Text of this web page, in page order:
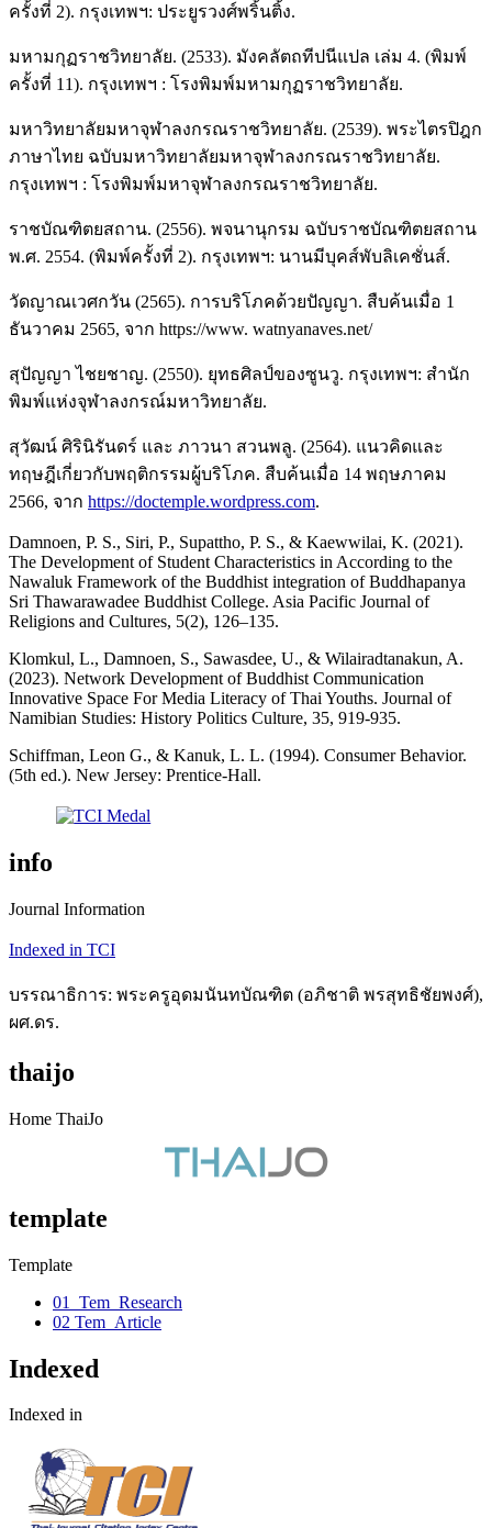
ครั้งที่ 2). กรุงเทพฯ: ประยูรวงศ์พริ้นติ้ง.
มหามกุฏราชวิทยาลัย. (2533). มังคลัตถทีปนีแปล เล่ม 4. (พิมพ์
ครั้งที่ 11). กรุงเทพฯ : โรงพิมพ์มหามกุฏราชวิทยาลัย.
มหาวิทยาลัยมหาจุฬาลงกรณราชวิทยาลัย. (2539). พระไตรปิฎก
ภาษาไทย ฉบับมหาวิทยาลัยมหาจุฬาลงกรณราชวิทยาลัย.
กรุงเทพฯ : โรงพิมพ์มหาจุฬาลงกรณราชวิทยาลัย.
ราชบัณฑิตยสถาน. (2556). พจนานุกรม ฉบับราชบัณฑิตยสถาน
พ.ศ. 2554. (พิมพ์ครั้งที่ 2). กรุงเทพฯ: นานมีบุคส์พับลิเคชั่นส์.
วัดญาณเวศกวัน (2565). การบริโภคด้วยปัญญา. สืบค้นเมื่อ 1
ธันวาคม 2565, จาก https://www. watnyanaves.net/
สุปัญญา ไชยชาญ. (2550). ยุทธศิลป์ของซูนวู. กรุงเทพฯ: สำนัก
พิมพ์แห่งจุฬาลงกรณ์มหาวิทยาลัย.
สุวัฒน์ ศิรินิรันดร์ และ ภาวนา สวนพลู. (2564). แนวคิดและ
ทฤษฎีเกี่ยวกับพฤติกรรมผู้บริโภค. สืบค้นเมื่อ 14 พฤษภาคม
2566, จาก https://doctemple.wordpress.com.
Damnoen, P. S., Siri, P., Supattho, P. S., & Kaewwilai, K. (2021).
The Development of Student Characteristics in According to the
Nawaluk Framework of the Buddhist integration of Buddhapanya
Sri Thawarawadee Buddhist College. Asia Pacific Journal of
Religions and Cultures, 5(2), 126–135.
Klomkul, L., Damnoen, S., Sawasdee, U., & Wilairadtanakun, A.
(2023). Network Development of Buddhist Communication
Innovative Space For Media Literacy of Thai Youths. Journal of
Namibian Studies: History Politics Culture, 35, 919-935.
Schiffman, Leon G., & Kanuk, L. L. (1994). Consumer Behavior.
(5th ed.). New Jersey: Prentice-Hall.
info
Journal Information
Indexed in TCI
บรรณาธิการ: พระครูอุดมนันทบัณฑิต (อภิชาติ พรสุทธิชัยพงศ์),
ผศ.ดร.
thaijo
Home ThaiJo
template
Template
01_Tem_Research
02 Tem_Article
Indexed
Indexed in